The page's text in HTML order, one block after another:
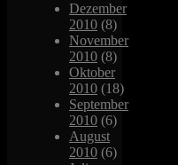
Dezember
2010 (8)
November
2010 (8)
Oktober
2010 (18)
September
2010 (6)
August
2010 (6)